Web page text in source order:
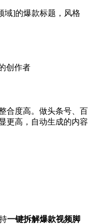
域]的爆款标题，风格
创作者
合度高。做头条号、百
更高，自动生成的内容
一键拆解爆款视频脚